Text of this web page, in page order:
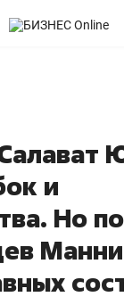
и
Но